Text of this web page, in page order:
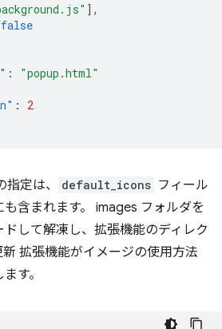
],
false
:
"popup.html"
:
2
定は、 default_icons フィール
も含まれます。 images フォルダを
ドして解凍し、拡張機能のディレク
新 拡張機能がイメージの使用方法
す。